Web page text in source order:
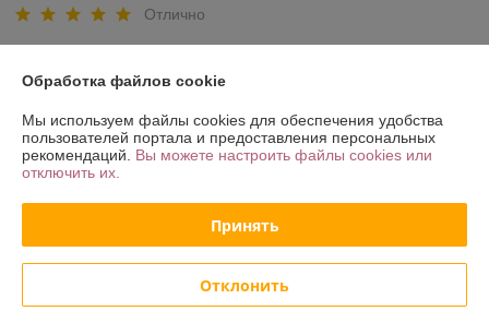
Отлично
О нас
Контакты
Обработка файлов cookie
Мы используем файлы cookies для обеспечения удобства
пользователей портала и предоставления персональных
рекомендаций. Вы можете настроить файлы cookies или
отключить их.
Принять
Отклонить